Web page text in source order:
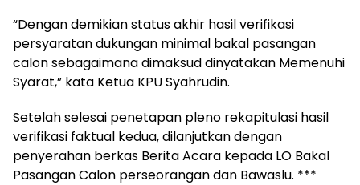
“Dengan demikian status akhir hasil verifikasi
persyaratan dukungan minimal bakal pasangan
calon sebagaimana dimaksud dinyatakan Memenuhi
Syarat,” kata Ketua KPU Syahrudin.
Setelah selesai penetapan pleno rekapitulasi hasil
verifikasi faktual kedua, dilanjutkan dengan
penyerahan berkas Berita Acara kepada LO Bakal
Pasangan Calon perseorangan dan Bawaslu. ***